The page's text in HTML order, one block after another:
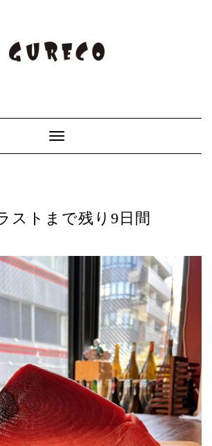
Toggle
Navigation
ストまで残り9日間